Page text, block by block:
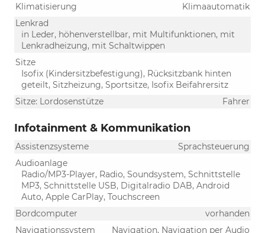
Klimatisierung
Klimaautomatik
Lenkrad
in Leder, höhenverstellbar, mit Multifunktionen, mit
Lenkradheizung, mit Schaltwippen
Sitze
Isofix (Kindersitzbefestigung), Rücksitzbank hinten
geteilt, Sitzheizung, Sportsitze, Isofix Beifahrersitz
Sitze: Lordosenstütze
Fahrer
Infotainment & Kommunikation
Assistenzsysteme
Sprachsteuerung
Audioanlage
Radio/MP3-Player, Radio, Soundsystem, Schnittstelle
MP3, Schnittstelle USB, Digitalradio DAB, Android
Auto, Apple CarPlay, Touchscreen
Bordcomputer
vorhanden
Navigationssystem
Navigation, Navigation per Audio